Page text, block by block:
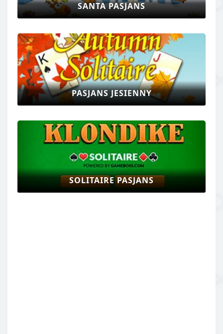
SANTA PASJANS
PASJANS JESIENNY
SOLITAIRE PASJANS